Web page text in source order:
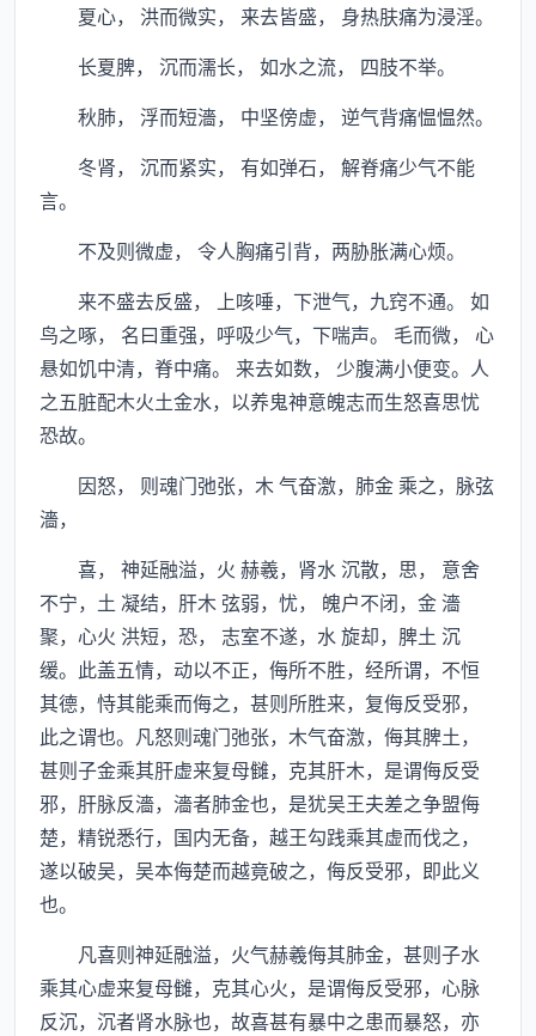
夏心， 洪而微实， 来去皆盛， 身热肤痛为浸淫。
长夏脾， 沉而濡长， 如水之流， 四肢不举。
秋肺， 浮而短濇， 中坚傍虚， 逆气背痛愠愠然。
冬肾， 沉而紧实， 有如弹石， 解脊痛少气不能
言。
不及则微虚， 令人胸痛引背，两胁胀满心烦。
来不盛去反盛， 上咳唾，下泄气，九窍不通。 如
鸟之啄， 名曰重强，呼吸少气，下喘声。 毛而微， 心
悬如饥中清，脊中痛。 来去如数， 少腹满小便变。人
之五脏配木火土金水，以养鬼神意魄志而生怒喜思忧
恐故。
因怒， 则魂门弛张，木 气奋激，肺金 乘之，脉弦
濇，
喜， 神延融溢，火 赫羲，肾水 沉散，思， 意舍
不宁，土 凝结，肝木 弦弱，忧， 魄户不闭，金 濇
聚，心火 洪短，恐， 志室不遂，水 旋却，脾土 沉
缓。此盖五情，动以不正，侮所不胜，经所谓，不恒
其德，恃其能乘而侮之，甚则所胜来，复侮反受邪，
此之谓也。凡怒则魂门弛张，木气奋激，侮其脾土，
甚则子金乘其肝虚来复母雠，克其肝木，是谓侮反受
邪，肝脉反濇，濇者肺金也，是犹吴王夫差之争盟侮
楚，精锐悉行，国内无备，越王勾践乘其虚而伐之，
遂以破吴，吴本侮楚而越竟破之，侮反受邪，即此义
也。
凡喜则神延融溢，火气赫羲侮其肺金，甚则子水
乘其心虚来复母雠，克其心火，是谓侮反受邪，心脉
反沉，沉者肾水脉也，故喜甚有暴中之患而暴怒，亦